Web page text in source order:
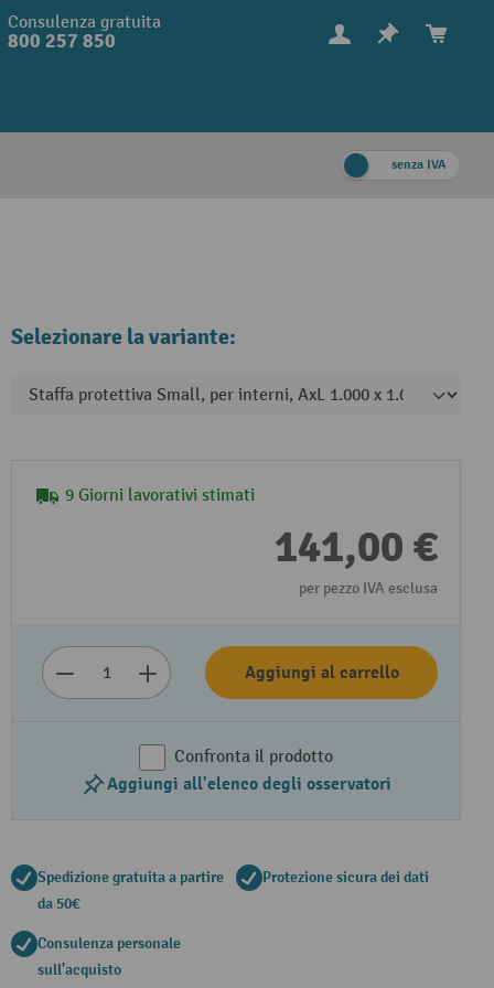
Consulenza gratuita
800 257 850
senza IVA
Selezionare la variante:
9 Giorni lavorativi stimati
141,00 €
per pezzo IVA esclusa
Aggiungi al carrello
Confronta il prodotto
Aggiungi all'elenco degli osservatori
Spedizione gratuita a partire
da 50€
Protezione sicura dei dati
Consulenza personale
sull'acquisto